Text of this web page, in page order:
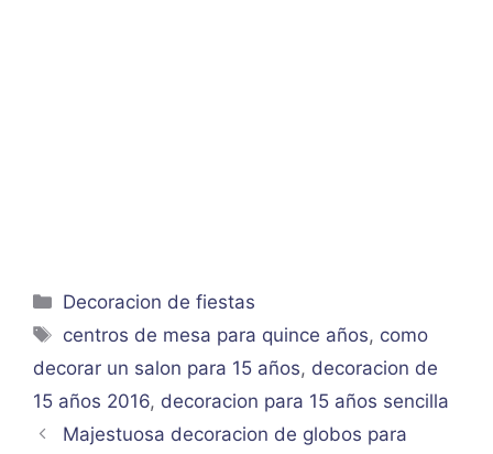
Categorías
Decoracion de fiestas
Etiquetas
centros de mesa para quince años, como
decorar un salon para 15 años, decoracion de
15 años 2016, decoracion para 15 años sencilla
Majestuosa decoracion de globos para